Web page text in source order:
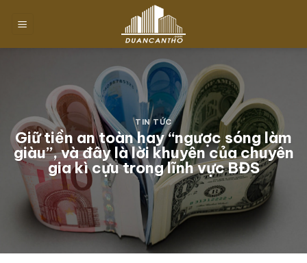
đến
TIN TỨC
Giữ tiền an toàn hay “ngược sóng làm
giàu”, và đây là lời khuyên của chuyên
gia kì cựu trong lĩnh vực BĐS